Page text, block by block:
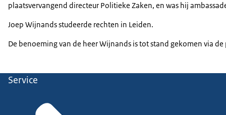
plaatsvervangend directeur Politieke Zaken, en was hij
Joep Wijnands studeerde rechten in Leiden.
De benoeming van de heer Wijnands is tot stand gekomen via
Service